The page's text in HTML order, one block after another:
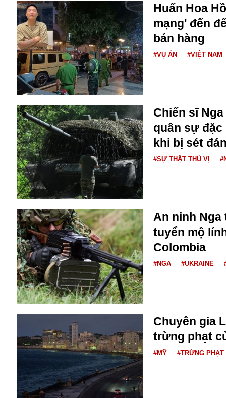
Bão tuyết
Bệnh viện
Bản quyền
Bảo tàng
Blockchain
Bộ Ngoại giao
Bình Dương
Biển Đen
Bình Định
Bulgaria
Biến chủng
Baikal
Bakhmut
Bulagria
Crimea
Chính trị
Công nghệ
Chuyện hay
Chuyện lạ
Cuộc sống quanh ta
Casino
Chiến tranh thương mại
Chi hội phụ nữ TTTM Mátxcơva
Chợ Vòm
Cảnh sát
Cao tốc
Canada
Huấn Hoa
mạng' đến
bán hàng
#VỤ ÁN #VIỆT NAM
Chiến sĩ
quân sự đặc
khi bị sét
#SỰ THẬT THÚ VỊ
An ninh Nga
tuyển mộ
Colombia
#NGA #UKRAINE
Chuyên gia
trừng phạt
#MỸ #TRỪNG PHẠT